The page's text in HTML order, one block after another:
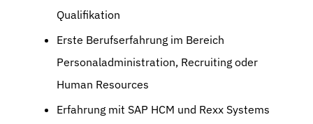
Qualifikation
Erste Berufserfahrung im Bereich
Personaladministration, Recruiting oder
Human Resources
Erfahrung mit SAP HCM und Rexx Systems